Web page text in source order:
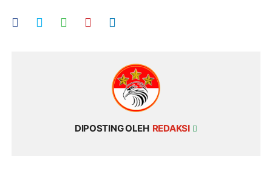
DIPOSTING OLEH REDAKSI